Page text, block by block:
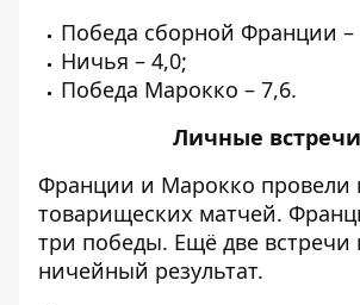
Победа сборной Франции –
Ничья – 4,0;
Победа Марокко – 7,6.
Личные встречи
Франции и Марокко провели
товарищеских матчей.
три победы. Ещё две встречи
ничейный результат.